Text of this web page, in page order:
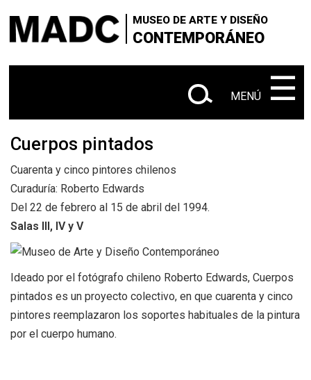
main
content
MUSEO DE ARTE Y DISEÑO
CONTEMPORÁNEO
Buscar
sitio
‌‌‌‌‌‌‌‌‌‌‌
‌‌‌‌‌‌‌‌‌‌
×
+ VISITANOS
+ SOBRE EL MADC | Administrativo
+ EXPOSICIONES | Actuales | Próximas
| Anteriores
+ SALA Ø
+ CONVOCATORIAS
+ MEDIACIÓN EDUCATIVA
+ PUBLICACIONES
+ DIRECTORIOS | Tiendas de diseño
MENÚ ☰
Cuerpos pintados
Cuarenta y cinco pintores chilenos
Curaduría: Roberto Edwards
Del 22 de febrero al 15 de abril del 1994.
Salas III, IV y V
Ideado por el fotógrafo chileno Roberto Edwards, Cuerpos
pintados es un proyecto colectivo, en que cuarenta y cinco
pintores reemplazaron los soportes habituales de la pintura
por el cuerpo humano.